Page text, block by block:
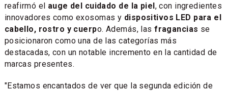
reafirmó el auge del cuidado de la piel, con ingredientes
innovadores como exosomas y dispositivos LED para el
cabello, rostro y cuerpo. Además, lasfragancias se
posicionaron como una de las categorías más
destacadas, con un notable incremento en la cantidad de
marcas presentes.
"Estamos encantados de ver que la segunda edición de